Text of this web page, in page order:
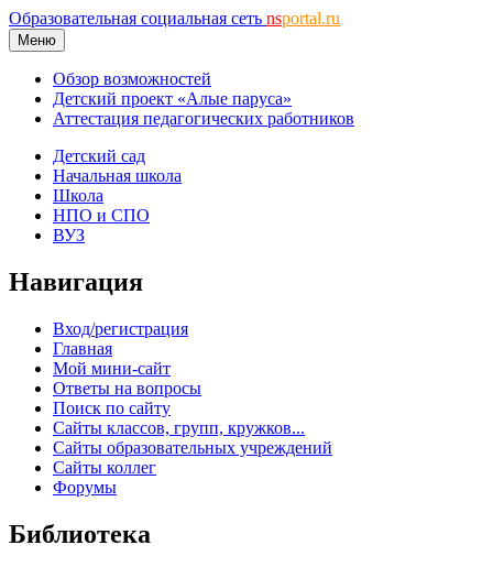
Образовательная социальная сеть nsportal.ru
Меню
Обзор возможностей
Детский проект «Алые паруса»
Аттестация педагогических работников
Детский сад
Начальная школа
Школа
НПО и СПО
ВУЗ
Навигация
Вход/регистрация
Главная
Мой мини-сайт
Ответы на вопросы
Поиск по сайту
Сайты классов, групп, кружков...
Сайты образовательных учреждений
Сайты коллег
Форумы
Библиотека